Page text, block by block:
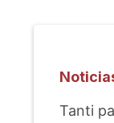
Tanti